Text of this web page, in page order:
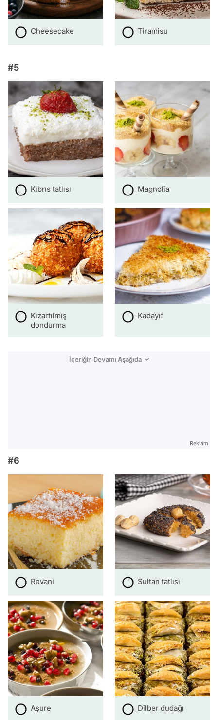
Cheesecake Tiramisu
#5
Kıbrıs tatlısı Magnolia
Kızartılmış
dondurma
Kadayıf
İçeriğin Devamı Aşağıda
Reklam
#6
Revani Sultan tatlısı
Aşure Dilber dudağı